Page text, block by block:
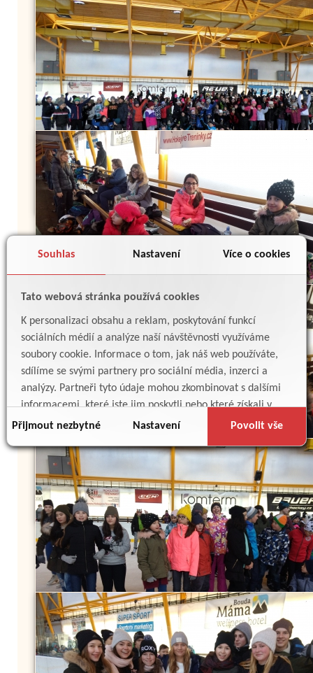
Souhlas Nastavení Více o cookies
Tato webová stránka používá cookies
K personalizaci obsahu a reklam, poskytování funkcí
sociálních médií a analýze naší návštěvnosti využíváme
soubory cookie. Informace o tom, jak náš web používáte,
sdílíme se svými partnery pro sociální média, inzerci a
analýzy. Partneři tyto údaje mohou zkombinovat s dalšími
informacemi, které jste jim poskytli nebo které získali v
důsledku toho, že používáte jejich služby.
Přijmout nezbytné Nastavení Povolit vše